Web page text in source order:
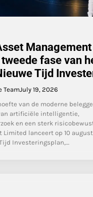
fase van
Tijd
TeamJuly 19, 2026
van de moderne
artificiële intelligentie,
en een sterk
Limited lanceert op 10
Investeringsplan,…